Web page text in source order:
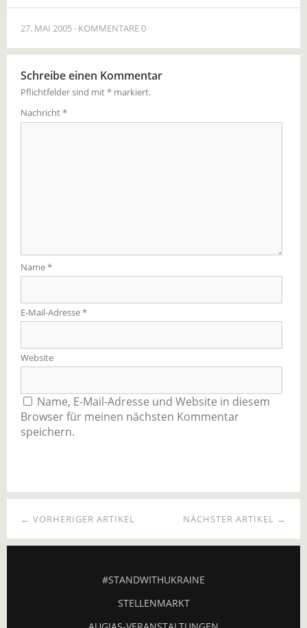
27. MAI 2005 KOMMENTARE 0
Schreibe einen Kommentar
Pflichtfelder sind mit* markiert.
Nachricht*
Name*
E-Mail-Adresse*
Website
Name, E-Mail-Adresse und Website in diesem
Browser für meinen nächsten Kommentar
speichern.
NÄCHSTER ARTIKEL →
← VORHERIGER ARTIKEL
#STANDWITHUKRAINE
STELLENMARKT